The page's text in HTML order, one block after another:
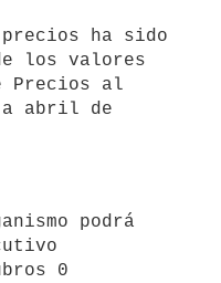
ha sido
los valores
Precios al
a abril de
0